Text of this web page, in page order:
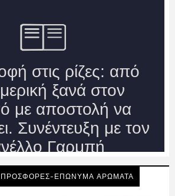
ΠΡΟΣΦΟΡΕΣ-ΕΠΩΝΥΜΑ ΑΡΩΜΑΤΑ